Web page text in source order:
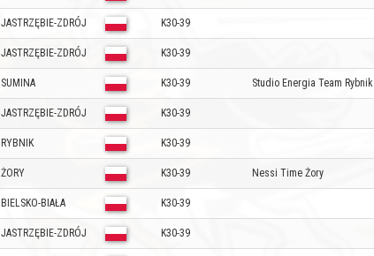
JASTRZĘBIE-ZDRÓJ K30-39
JASTRZĘBIE-ZDRÓJ K30-39
SUMINA K30-39 Studio Energia Team Rybnik
JASTRZĘBIE-ZDRÓJ K30-39
RYBNIK K30-39
ŻORY K30-39 Nessi Time Żory
BIELSKO-BIAŁA K30-39
JASTRZĘBIE-ZDRÓJ K30-39